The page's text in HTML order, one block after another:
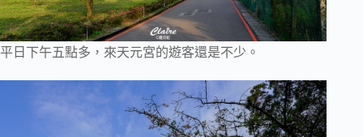
平日下午五點多，來天元宮的遊客還是不少。